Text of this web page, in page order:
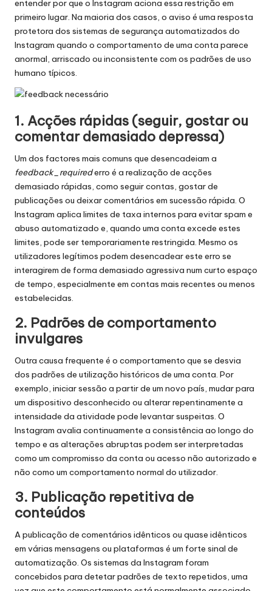
entender por que o Instagram aciona essa restrição em
primeiro lugar. Na maioria dos casos, o aviso é uma resposta
protetora dos sistemas de segurança automatizados do
Instagram quando o comportamento de uma conta parece
anormal, arriscado ou inconsistente com os padrões de uso
humano típicos.
1. Acções rápidas (seguir, gostar ou
comentar demasiado depressa)
Um dos factores mais comuns que desencadeiam a
feedback_requirederro é a realização de acções
demasiado rápidas, como seguir contas, gostar de
publicações ou deixar comentários em sucessão rápida. O
Instagram aplica limites de taxa internos para evitar spam e
abuso automatizado e, quando uma conta excede estes
limites, pode ser temporariamente restringida. Mesmo os
utilizadores legítimos podem desencadear este erro se
interagirem de forma demasiado agressiva num curto espaço
de tempo, especialmente em contas mais recentes ou menos
estabelecidas.
2. Padrões de comportamento
invulgares
Outra causa frequente é o comportamento que se desvia
dos padrões de utilização históricos de uma conta. Por
exemplo, iniciar sessão a partir de um novo país, mudar para
um dispositivo desconhecido ou alterar repentinamente a
intensidade da atividade pode levantar suspeitas. O
Instagram avalia continuamente a consistência ao longo do
tempo e as alterações abruptas podem ser interpretadas
como um compromisso da conta ou acesso não autorizado e
não como um comportamento normal do utilizador.
3. Publicação repetitiva de
conteúdos
A publicação de comentários idênticos ou quase idênticos
em várias mensagens ou plataformas é um forte sinal de
automatização. Os sistemas da Instagram foram
concebidos para detetar padrões de texto repetidos, uma